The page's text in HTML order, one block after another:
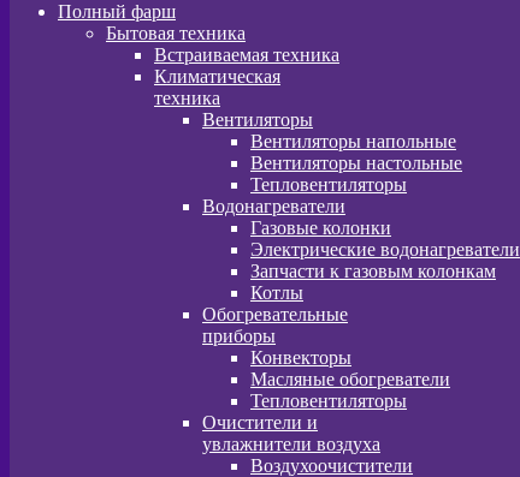
Полный фарш
Бытовая техника
Встраиваемая техника
Климатическая
техника
Вентиляторы
Вентиляторы напольные
Вентиляторы настольные
Тепловентиляторы
Водонагреватели
Газовые колонки
Электрические водонагреватели
Запчасти к газовым колонкам
Котлы
Обогревательные
приборы
Конвекторы
Масляные обогреватели
Тепловентиляторы
Очистители и
увлажнители воздуха
Воздухоочистители